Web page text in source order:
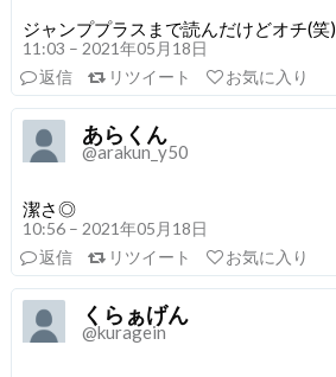
ジャンププラスまで読んだけどオチ(笑)
11:03 – 2021年05月18日
返信
リツイート お気に入り
あらくん
@arakun_y50
潔さ◎
10:56 – 2021年05月18日
返信
リツイート お気に入り
くらぁげん
@kuragein